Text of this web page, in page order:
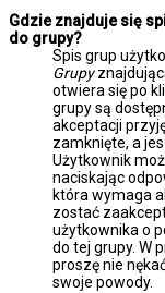
Gdzie znajduje się
do grupy?
Spis grup
Grupy
otwiera się po
grupy są
akceptacji
zamknięte, a
Użytkownik
naciskając
która wymaga
zostać
użytkownika o
do tej grupy. W
proszę nie
swoje powody.